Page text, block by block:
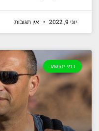
יוני 9, 2022 אין תגובות
רמי יהושע